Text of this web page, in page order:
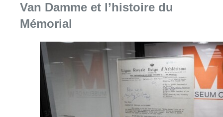
Van Damme et l’histoire du
Mémorial